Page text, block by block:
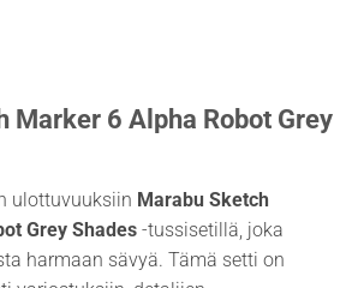
Marker 6 Alpha Robot Grey
ulottuvuuksiin Marabu Sketch
Grey Shades -tussisetillä, joka
harmaan sävyä. Tämä setti on